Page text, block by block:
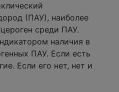
(ПАУ), наиболее
среди ПАУ.
наличия в
ПАУ. Если есть
Если его нет, нет и